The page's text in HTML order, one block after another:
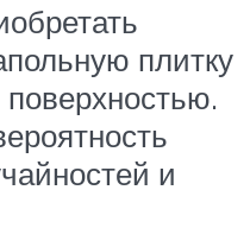
плитку
и